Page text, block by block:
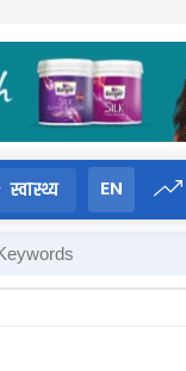
स्वास्थ्य EN